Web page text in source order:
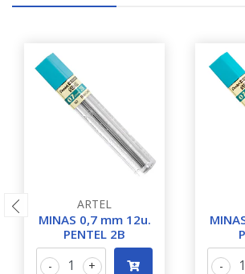
ARTEL
MINAS 0,7 mm 12u.
PENTEL 2B
+
- -